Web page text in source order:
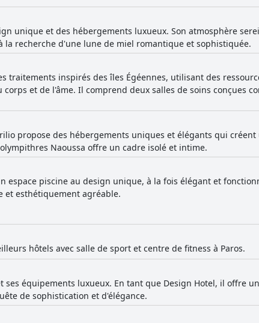
unique et des hébergements luxueux. Son atmosphère
recherche d'une lune de miel romantique et sophistiquée.
traitements inspirés des îles Égéennes, utilisant des
et de l'âme. Il comprend deux salles de soins conçues
propose des hébergements uniques et élégants qui créent
Naoussa offre un cadre isolé et intime.
espace piscine au design unique, à la fois élégant et
et esthétiquement agréable.
hôtels avec salle de sport et centre de fitness à Paros.
équipements luxueux. En tant que Design Hotel, il offre
de sophistication et d'élégance.